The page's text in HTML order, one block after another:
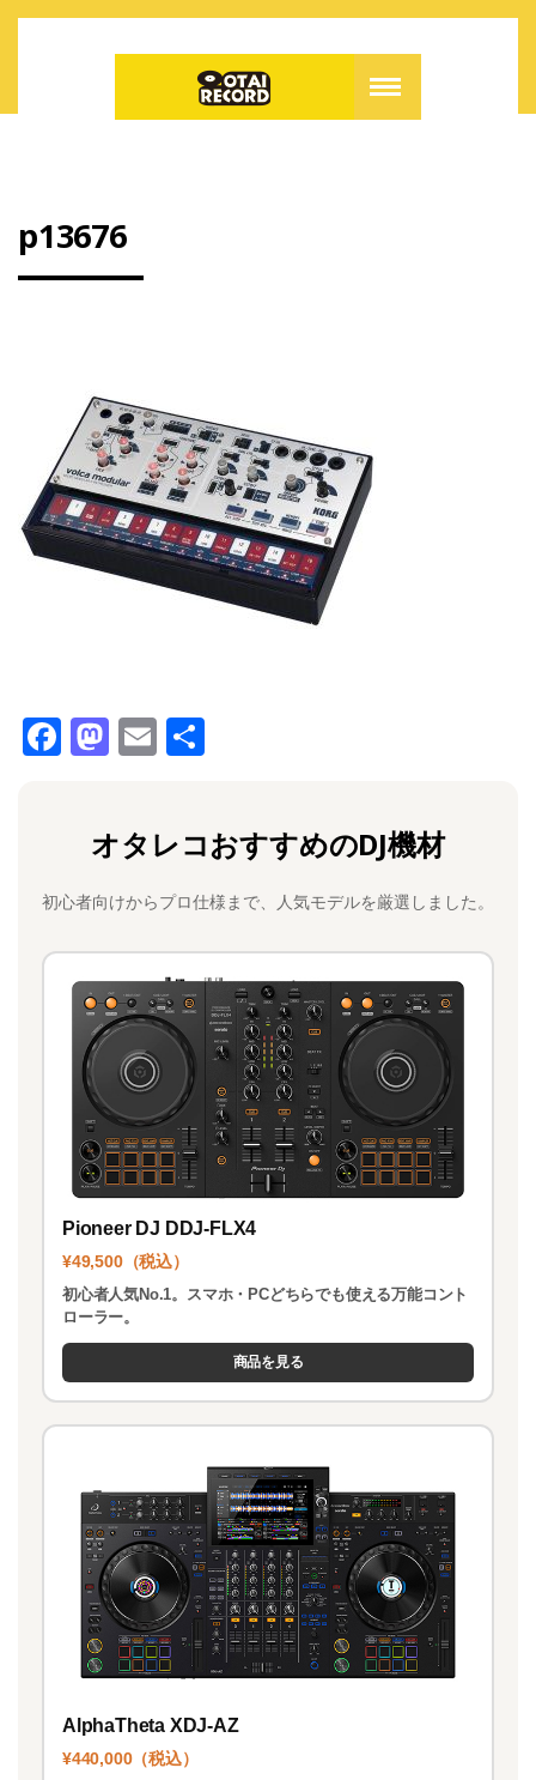
p13676
F
b
o
o
k
M
o
d
o
n
E
l
オタレコおすすめのDJ機材
初心者向けからプロ仕様まで、人気モデルを厳選しました。
Pioneer DJ DDJ-FLX4
¥49,500（税込）
初心者人気No.1。スマホ・PCどちらでも使える万能コント
ローラー。
商品を見る
AlphaTheta XDJ-AZ
¥440,000（税込）